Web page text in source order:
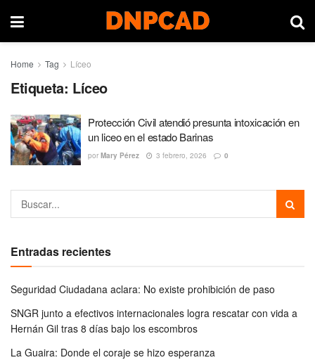
Home Tag Líceo
Etiqueta: Líceo
Protección Civil atendió presunta intoxicación en
un liceo en el estado Barinas
por Mary Pérez 3 febrero, 2026 0
Entradas recientes
Seguridad Ciudadana aclara: No existe prohibición de paso
SNGR junto a efectivos internacionales logra rescatar con vida a
Hernán Gil tras 8 días bajo los escombros
La Guaira: Donde el coraje se hizo esperanza